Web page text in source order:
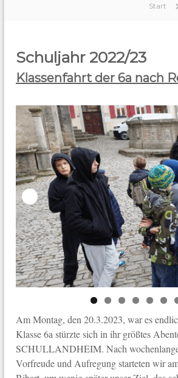
f
e
l
d
Start
Schuljahr 2022/23
Klassenfahrt der 6a nach
Am Montag, den 20.3.2023, war es
Klasse 6a stürzte sich in ihr größtes
SCHULLANDHEIM. Nach
Vorfreude und Aufregung starteten wir